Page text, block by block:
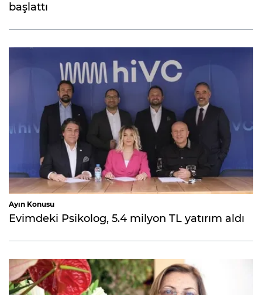
başlattı
Ayın Konusu
Evimdeki Psikolog, 5.4 milyon TL yatırım aldı